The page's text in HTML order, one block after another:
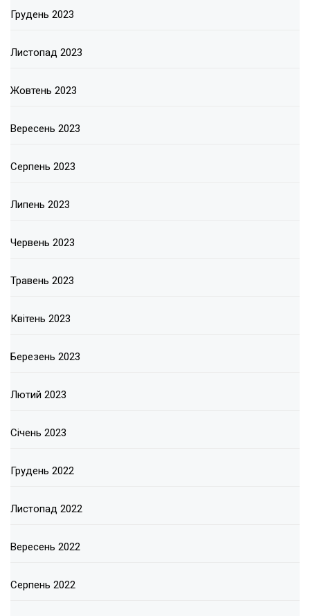
Грудень 2023
Листопад 2023
Жовтень 2023
Вересень 2023
Серпень 2023
Липень 2023
Червень 2023
Травень 2023
Квітень 2023
Березень 2023
Лютий 2023
Січень 2023
Грудень 2022
Листопад 2022
Вересень 2022
Серпень 2022